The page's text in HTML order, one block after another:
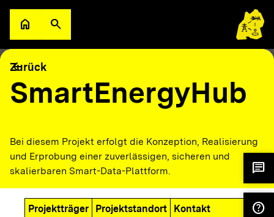
Zum Hauptinhalt springen
homeZur Startseite
searchSuche öffnen
arrow_back
Zurück
SmartEnergyHub
Bei diesem Projekt erfolgt die Konzeption, Realisierung
und Erprobung einer zuverlässigen, sicheren und
skalierbaren Smart-Data-Plattform.
Projektträger Projektstandort
Kontakt
chat
help